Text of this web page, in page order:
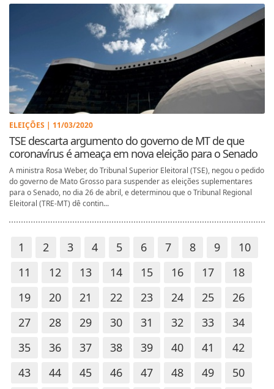
ELEIÇÕES | 11/03/2020
TSE descarta argumento do governo de MT de que
coronavírus é ameaça em nova eleição para o Senado
A ministra Rosa Weber, do Tribunal Superior Eleitoral (TSE), negou o pedido
do governo de Mato Grosso para suspender as eleições suplementares
para o Senado, no dia 26 de abril, e determinou que o Tribunal Regional
Eleitoral (TRE-MT) dê contin...
1 2 3 4 5 6 7 8 9
10
11
12 13 14 15 16 17
18
19
20 21 22 23 24 25
26
27
28 29 30 31 32 33
34
35
36 37 38 39 40 41
42
43
44 45 46 47 48 49
50